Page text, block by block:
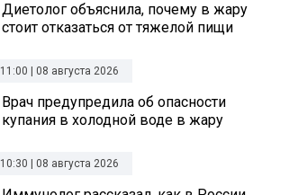
Диетолог объяснила, почему в жару
стоит отказаться от тяжелой пищи
11:00 | 08 августа 2026
Врач предупредила об опасности
купания в холодной воде в жару
10:30 | 08 августа 2026